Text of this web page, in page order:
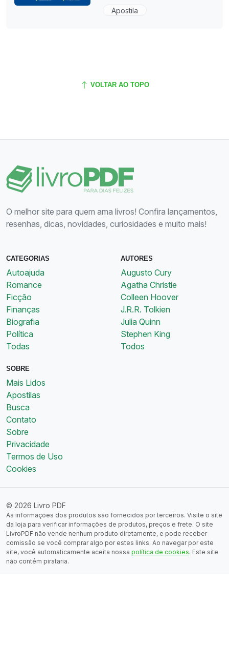
Apostila
VOLTAR AO TOPO
O melhor site para quem ama livros! Confira lançamentos,
resenhas, dicas, novidades, curiosidades e muito mais!
CATEGORIAS
Autoajuda
Romance
Ficção
Finanças
Biografia
Política
Todas
AUTORES
Augusto Cury
Agatha Christie
Colleen Hoover
J.R.R. Tolkien
Julia Quinn
Stephen King
Todos
SOBRE
Mais Lidos
Apostilas
Busca
Contato
Sobre
Privacidade
Termos de Uso
Cookies
© 2026 Livro PDF
As informações dos produtos são fornecidos por terceiros. Visite o site
da loja para verificar informações de produtos, preços e frete. O site
LivroPDF não vende nenhum produto diretamente, e pode receber
comissão se você comprar algo por estes links. Ao navegar por este
site, você automaticamente aceita nossa política de cookies. Este site
não contém pirataria.